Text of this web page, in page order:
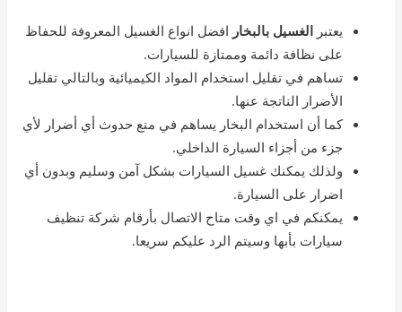
يعتبر الغسيل بالبخار افضل انواع الغسيل المعروفة للحفاظ
على نظافة دائمة وممتازة للسيارات.
تساهم في تقليل استخدام المواد الكيميائية وبالتالي تقليل
الأضرار الناتجة عنها.
كما أن استخدام البخار يساهم في منع حدوث أي أضرار لأي
جزء من أجزاء السيارة الداخلي.
ولذلك يمكنك غسيل السيارات بشكل آمن وسليم وبدون أي
اضرار على السيارة.
يمكنكم في اي وقت متاح الاتصال بأرقام شركة تنظيف
سيارات بأبها وسيتم الرد عليكم سريعا.